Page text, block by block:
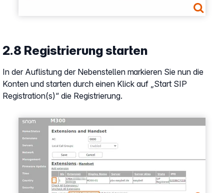
2.8 Registrierung starten
Show larger version
In der Auflistung der Nebenstellen markieren Sie nun die
Konten und starten durch einen Klick auf „Start SIP
Registration(s)“ die Registrierung.